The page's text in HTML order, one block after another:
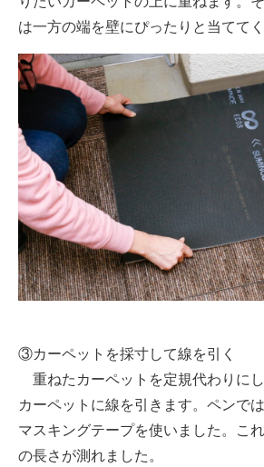
は一方の端を壁にぴったりと当ててく
③カーペットを採寸して線を引く
重ねたカーペットを定規代わりに
カーペットに線を引きます。ペンで
マスキングテープを使いました。こ
の長さが測れました。